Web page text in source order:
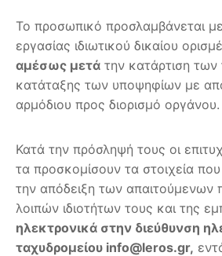
Το προσωπικό προσλαμβάνεται
εργασίας ιδιωτικού δικαίου
αμέσως μετά την κατάρτιση
κατάταξης των υποψηφίων με
αρμόδιου προς διορισμό οργάνου.
Κατά την πρόσληψή τους οι
τα προσκομίσουν τα στοιχεία που
την απόδειξη των
λοιπών ιδιοτήτων τους και της
ηλεκτρονικά στην διεύθυνση
ταχυδρομείου info@leros.gr,